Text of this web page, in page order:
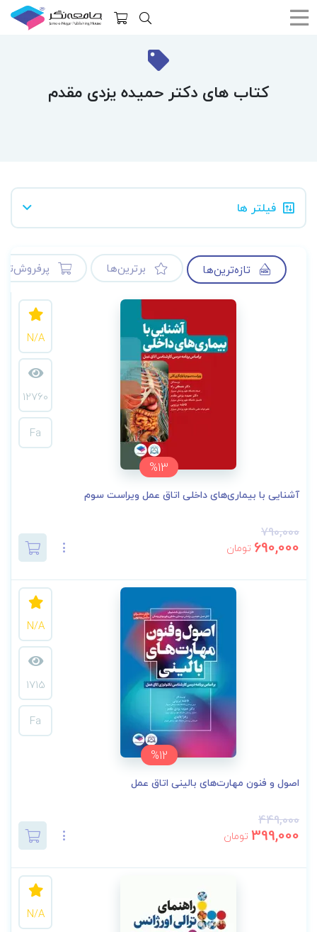
کتاب های دکتر حمیده یزدی مقدم
فیلتر ها
تازه‌ترین‌ها برترین‌ها
%13
N/A
12760
Fa
آشنایی با بیماری‌های داخلی اتاق عمل ویراست سوم
790,000
690,000 تومان
%12
N/A
1715
Fa
اصول و فنون مهارت‌های بالینی اتاق عمل
449,000
399,000 تومان
N/A